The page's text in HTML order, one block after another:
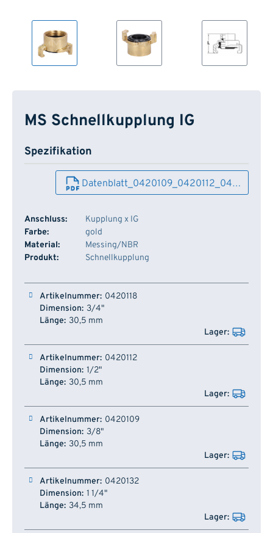
MS Schnellkupplung IG
Spezifikation
Datenblatt_0420109_0420112_04…
Anschluss:
Kupplung x IG
Farbe:
gold
Material:
Messing/NBR
Produkt:
Schnellkupplung
Artikelnummer Dimension
0420118
3/4"
30,5 mm
0420112
1/2"
30,5 mm
0420109
3/8"
30,5 mm
0420132
1 1/4"
34,5 mm